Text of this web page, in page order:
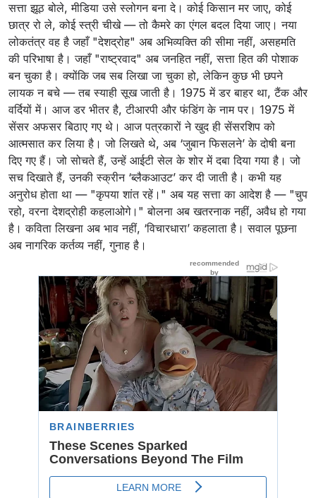
सत्ता झूठ बोले, मीडिया उसे स्लोगन बना दे। कोई किसान मर जाए, कोई
छात्र रो ले, कोई स्त्री चीखे — तो कैमरे का एंगल बदल दिया जाए। नया
लोकतंत्र वह है जहाँ "देशद्रोह" अब अभिव्यक्ति की सीमा नहीं, असहमति
की परिभाषा है। जहाँ "राष्ट्रवाद" अब जनहित नहीं, सत्ता हित की पोशाक
बन चुका है। क्योंकि जब सब लिखा जा चुका हो, लेकिन कुछ भी छपने
लायक न बचे — तब स्याही सूख जाती है। 1975 में डर बाहर था, टैंक और
वर्दियों में। आज डर भीतर है, टीआरपी और फंडिंग के नाम पर। 1975 में
सेंसर अफसर बिठाए गए थे। आज पत्रकारों ने खुद ही सेंसरशिप को
आत्मसात कर लिया है। जो लिखते थे, अब ‘जुबान फिसलने’ के दोषी बना
दिए गए हैं। जो सोचते हैं, उन्हें आईटी सेल के शोर में दबा दिया गया है। जो
सच दिखाते हैं, उनकी स्क्रीन ‘ब्लैकआउट’ कर दी जाती है। कभी यह
अनुरोध होता था — "कृपया शांत रहें।" अब यह सत्ता का आदेश है — "चुप
रहो, वरना देशद्रोही कहलाओगे।" बोलना अब खतरनाक नहीं, अवैध हो गया
है। कविता लिखना अब भाव नहीं, ‘विचारधारा’ कहलाता है। सवाल पूछना
अब नागरिक कर्तव्य नहीं, गुनाह है।